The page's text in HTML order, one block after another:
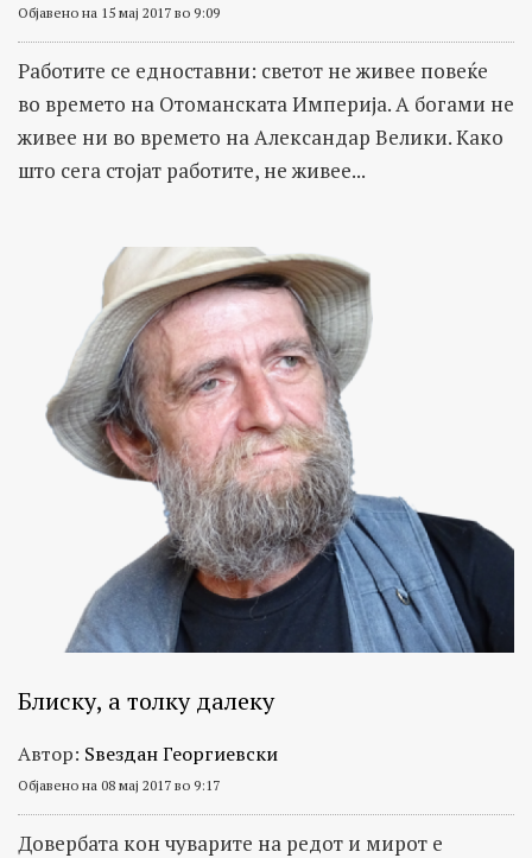
Објавено на 15 мај 2017 во 9:09
Работите се едноставни: светот не живее повеќе
во времето на Отоманската Империја. А богами не
живее ни во времето на Александар Велики. Како
што сега стојат работите, не живее...
Блиску, а толку далеку
Автор: Ѕвездан Георгиевски
Објавено на 08 мај 2017 во 9:17
Довербата кон чуварите на редот и мирот е